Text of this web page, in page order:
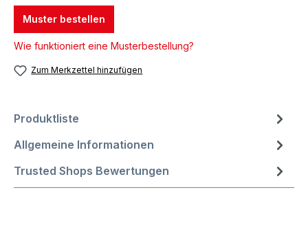
Muster bestellen
Wie funktioniert eine Musterbestellung?
Zum Merkzettel hinzufügen
Produktliste
Allgemeine Informationen
Trusted Shops Bewertungen